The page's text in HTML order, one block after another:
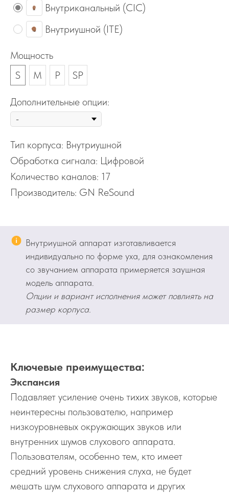
Внутриканальный (CIC)
Внутриушной (ITE)
Мощность
S
M P SP
Дополнительные опции:
Тип корпуса: Внутриушной
Обработка сигнала: Цифровой
Количество каналов: 17
Производитель: GN ReSound
Внутриушной аппарат изготавливается
индивидуально по форме уха, для ознакомления
со звучанием аппарата примеряется заушная
модель аппарата.
Опции и вариант исполнения может повлиять на
размер корпуса.
Ключевые преимущества:
Экспансия
Подавляет усиление очень тихих звуков, которые
неинтересны пользователю, например
низкоуровневых окружающих звуков или
внутренних шумов слухового аппарата.
Пользователям, особенно тем, кто имеет
средний уровень снижения слуха, не будет
мешать шум слухового аппарата и других